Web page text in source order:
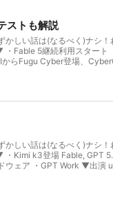
ストも解説
しい話は(なるべく)ナシ
Fable 5継続利用スタート
らFugu Cyber登場、
を創業。 ハヤカワ五味：
しい話は(なるべく)ナシ
Kimi k3登場 Fable, GPT
ェア ・GPT Work ▼出演
摩美術大学在学中にランジ